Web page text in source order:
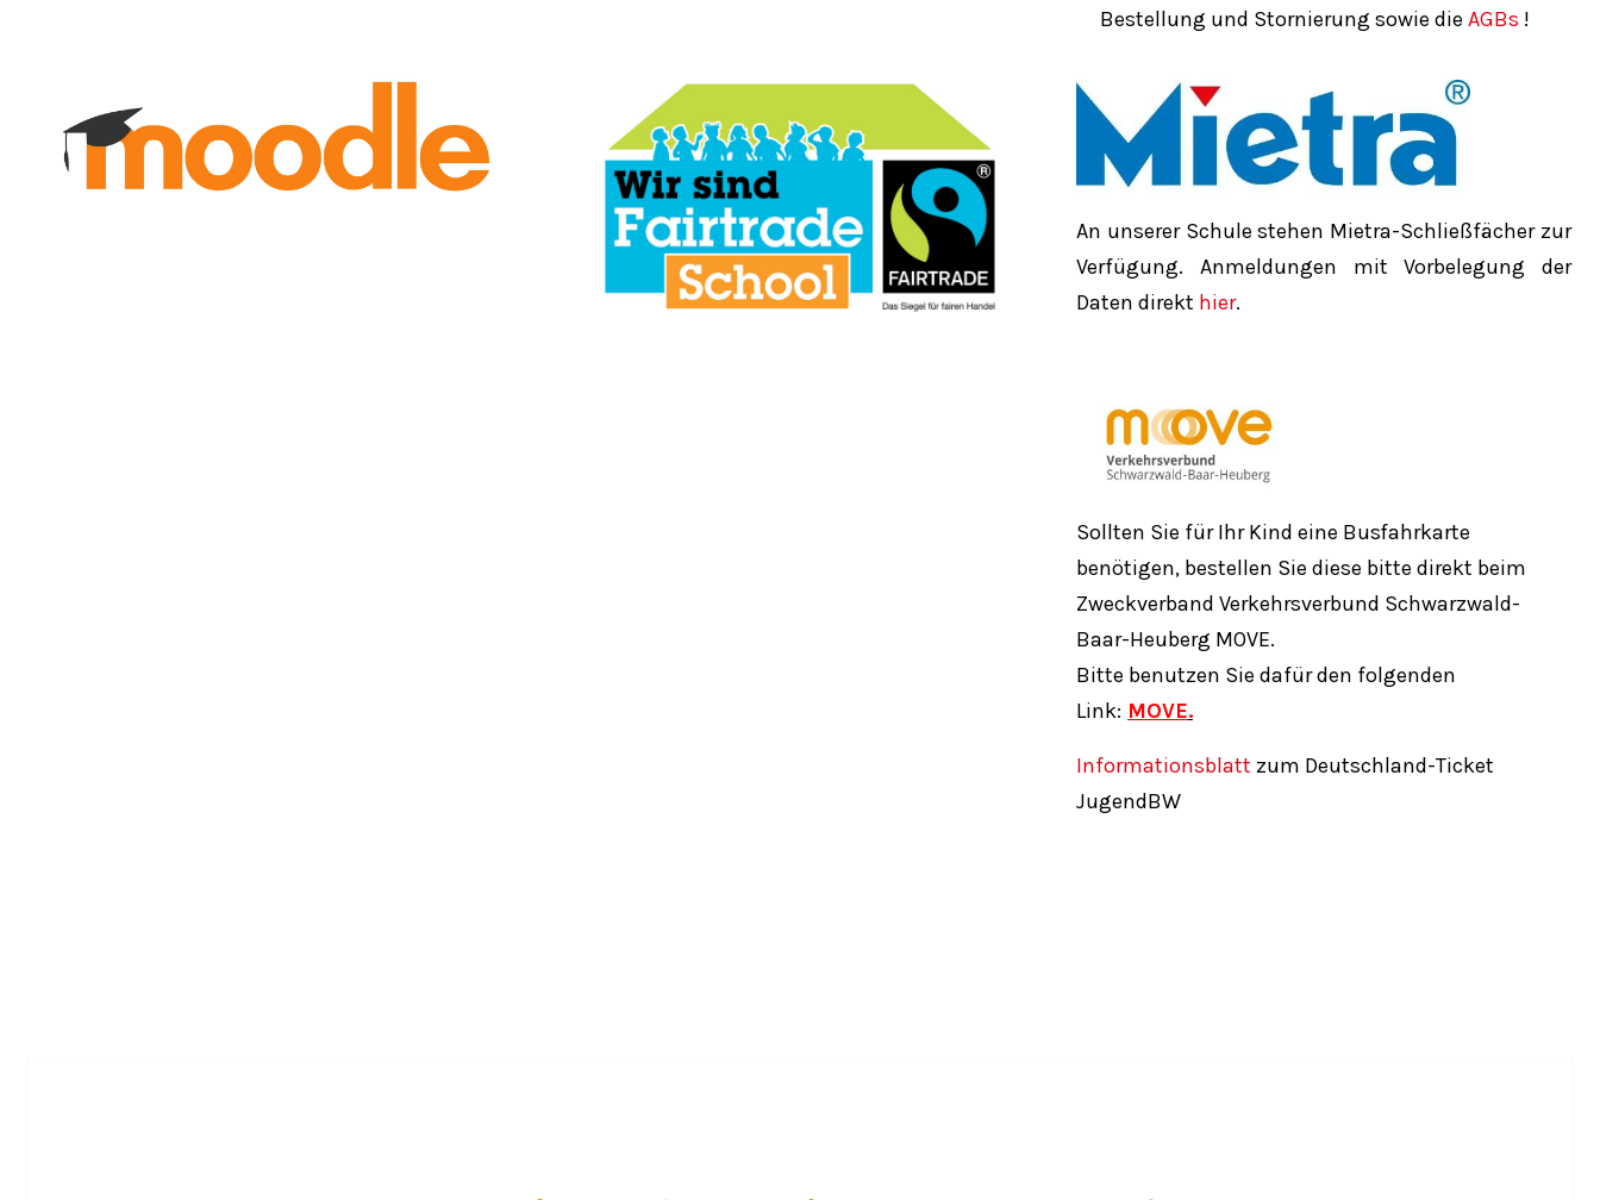
Bestellung und Stornierung sowie die AGBs !
An unserer Schule stehen Mietra-Schließfächer zur
Verfügung. Anmeldungen mit Vorbelegung der
Daten direkt hier.
Sollten Sie für Ihr Kind eine Busfahrkarte
benötigen, bestellen Sie diese bitte direkt beim
Zweckverband Verkehrsverbund Schwarzwald-
Baar-Heuberg MOVE.
Bitte benutzen Sie dafür den folgenden
Link: MOVE.
Informationsblatt zum Deutschland-Ticket
JugendBW